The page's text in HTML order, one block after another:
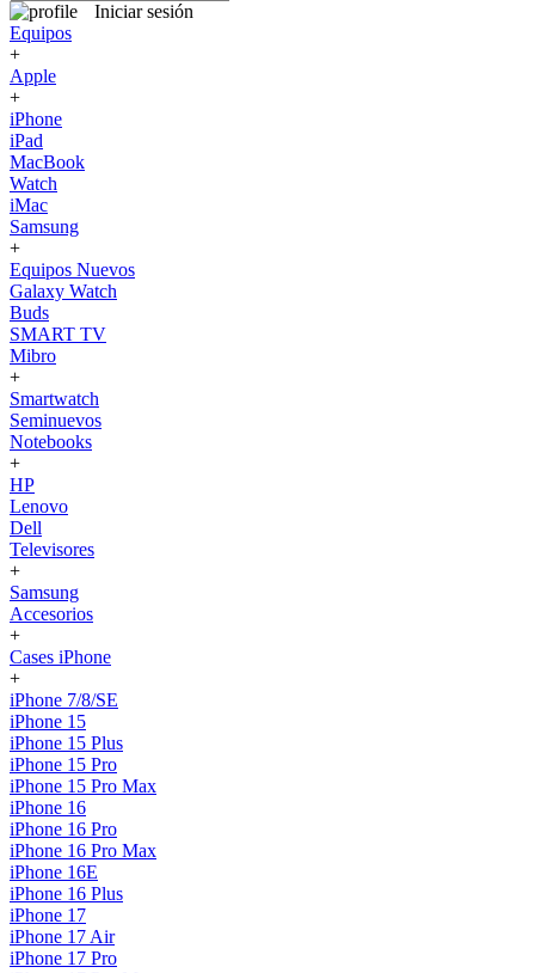
Iniciar sesión
Equipos
+
Apple
+
iPhone
iPad
MacBook
Watch
iMac
Samsung
+
Equipos Nuevos
Galaxy Watch
Buds
SMART TV
Mibro
+
Smartwatch
Seminuevos
Notebooks
+
HP
Lenovo
Dell
Televisores
+
Samsung
Accesorios
+
Cases iPhone
+
iPhone 7/8/SE
iPhone 15
iPhone 15 Plus
iPhone 15 Pro
iPhone 15 Pro Max
iPhone 16
iPhone 16 Pro
iPhone 16 Pro Max
iPhone 16E
iPhone 16 Plus
iPhone 17
iPhone 17 Air
iPhone 17 Pro